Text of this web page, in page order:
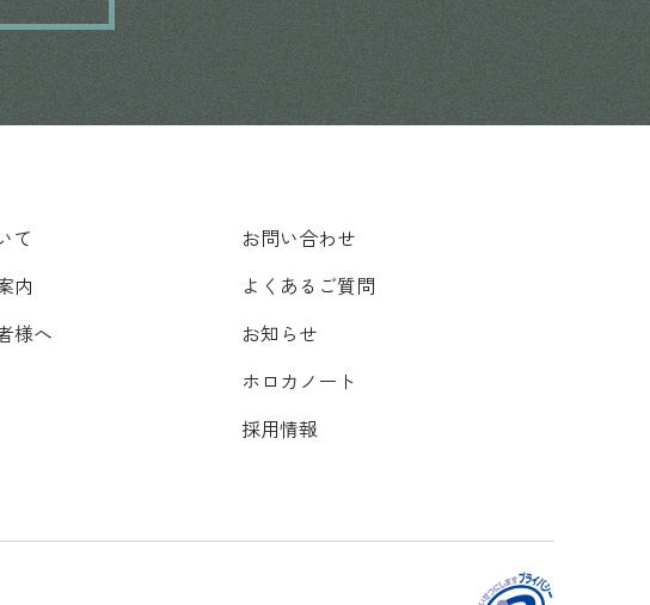
て
内
様へ
お問い合わせ
よくあるご質問
お知らせ
ホロカノート
採用情報